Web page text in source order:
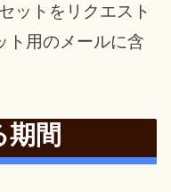
ットをリクエスト
ト用のメールに含
間